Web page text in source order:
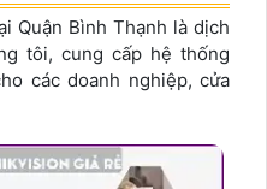
Quận Bình Thạnh là dịch
tôi, cung cấp hệ thống
các doanh nghiệp, cửa